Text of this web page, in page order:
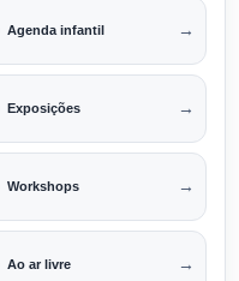
Agenda infantil →
Exposições →
Workshops →
Ao ar livre →